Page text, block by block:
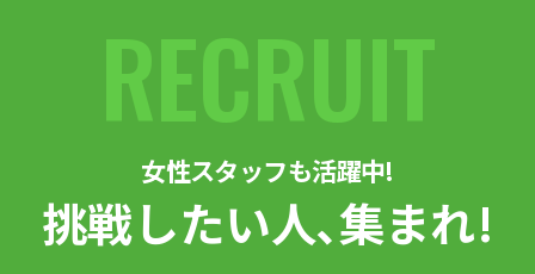
RECRUIT
女性スタッフも活躍中!
挑戦したい人､集まれ!